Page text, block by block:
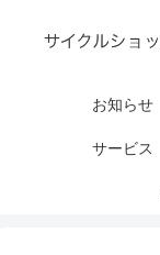
お知らせ
サービス